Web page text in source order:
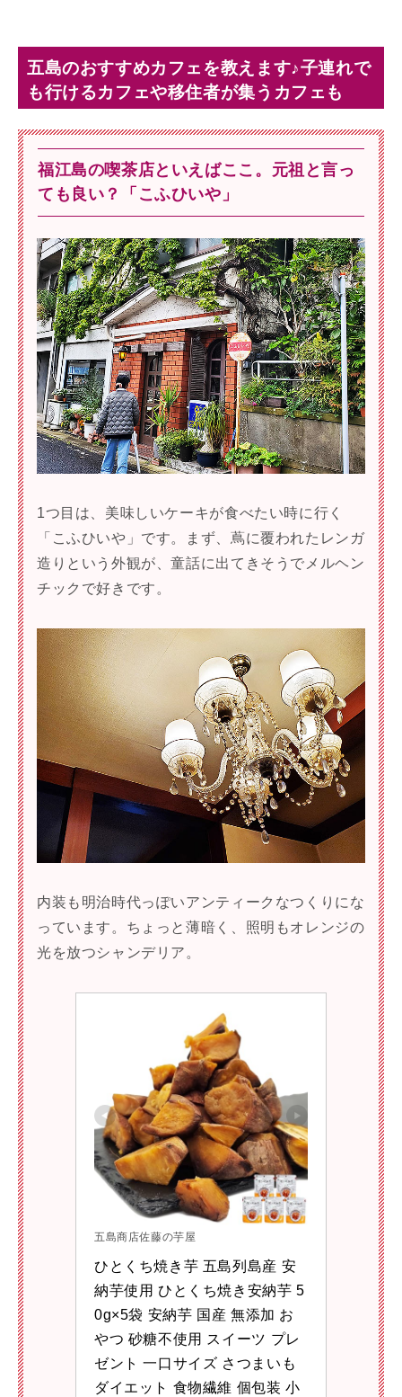
五島のおすすめカフェを教えます♪子連れで
も行けるカフェや移住者が集うカフェも
福江島の喫茶店といえばここ。元祖と言っ
ても良い？「こふひいや」
1つ目は、美味しいケーキが食べたい時に行く
「こふひいや」です。まず、蔦に覆われたレンガ
造りという外観が、童話に出てきそうでメルヘン
チックで好きです。
内装も明治時代っぽいアンティークなつくりにな
っています。ちょっと薄暗く、照明もオレンジの
光を放つシャンデリア。
五島商店佐藤の芋屋
ひとくち焼き芋 五島列島産 安
納芋使用 ひとくち焼き安納芋 5
0g×5袋 安納芋 国産 無添加 お
やつ 砂糖不使用 スイーツ プレ
ゼント 一口サイズ さつまいも
ダイエット 食物繊維 個包装 小